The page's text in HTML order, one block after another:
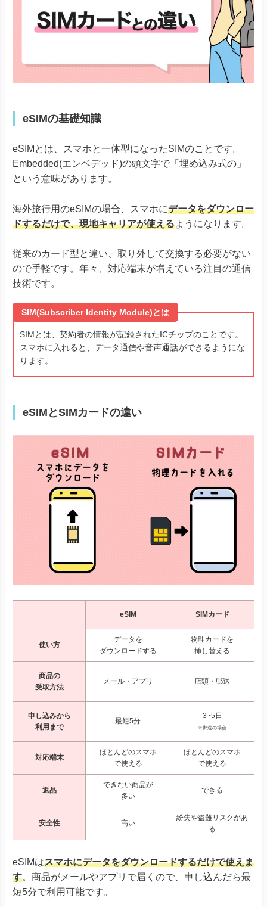
eSIMの基礎知識
eSIMとは、スマホと一体型になったSIMのことです。
Embedded(エンベデッド)の頭文字で「埋め込み式の」
という意味があります。
海外旅行用のeSIMの場合、スマホにデータをダウンロー
ドするだけで、現地キャリアが使えるようになります。
従来のカード型と違い、取り外して交換する必要がない
ので手軽です。年々、対応端末が増えている注目の通信
技術です。
SIM(Subscriber Identity Module)とは
SIMとは、契約者の情報が記録されたICチップのことです。
スマホに入れると、データ通信や音声通話ができるようにな
ります。
eSIMとSIMカードの違い
eSIM SIMカード
使い方
データを
ダウンロードする
物理カードを
挿し替える
商品の
受取方法
メール・アプリ 店頭・郵送
申し込みから
利用まで
最短5分
3~5日
※郵送の場合
対応端末
ほとんどのスマホ
で使える
ほとんどのスマホ
で使える
返品
できない商品が
多い
できる
安全性 高い
紛失や盗難リスクがあ
る
eSIMはスマホにデータをダウンロードするだけで使えま
す。商品がメールやアプリで届くので、申し込んだら最
短5分で利用可能です。